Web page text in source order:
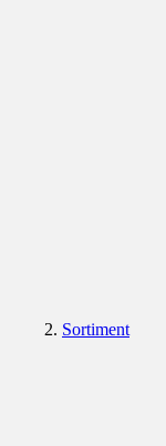
Sortiment